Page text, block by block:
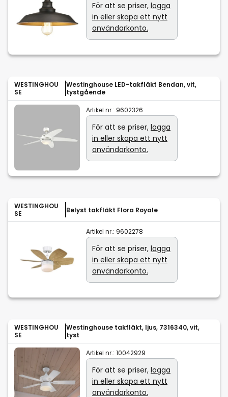
För att se priser, logga
in eller skapa ett nytt
användarkonto.
WESTINGHOU
SE
Westinghouse LED-takfläkt Bendan, vit,
tystgående
Artikel nr.: 9602326
För att se priser, logga
in eller skapa ett nytt
användarkonto.
WESTINGHOU
SE
Belyst takfläkt Flora Royale
Artikel nr.: 9602278
För att se priser, logga
in eller skapa ett nytt
användarkonto.
WESTINGHOU
SE
Westinghouse takfläkt, ljus, 7316340, vit,
tyst
Artikel nr.: 10042929
För att se priser, logga
in eller skapa ett nytt
användarkonto.